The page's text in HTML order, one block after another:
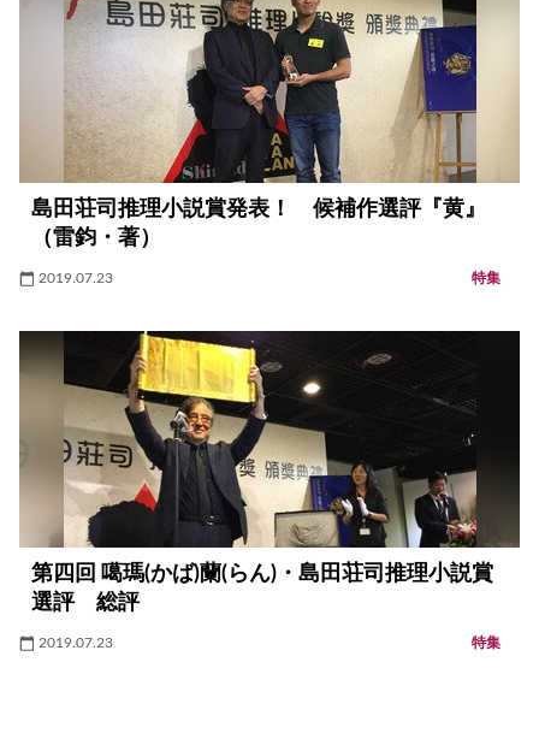
島田荘司推理小説賞発表！ 候補作選評『黄』
（雷鈞・著）
2019.07.23 特集
第四回 噶瑪(かば)蘭(らん)・島田荘司推理小説賞
選評 総評
2019.07.23 特集